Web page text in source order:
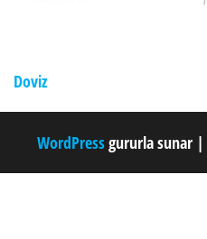
Doviz
WordPressgururla sunar |